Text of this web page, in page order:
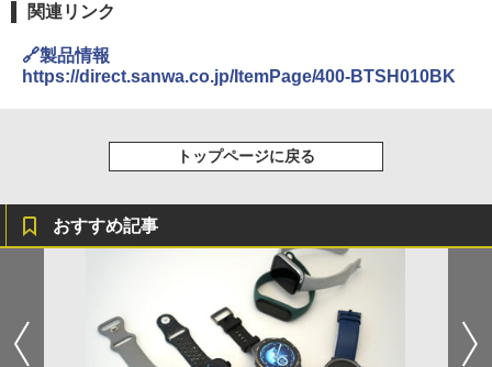
関連リンク
🔗製品情報
https://direct.sanwa.co.jp/ItemPage/400-BTSH010BK
トップページに戻る
おすすめ記事